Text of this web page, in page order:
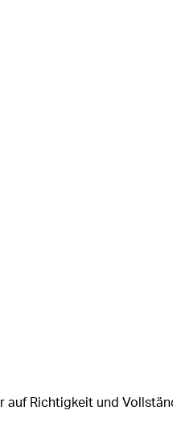
auf Richtigkeit und